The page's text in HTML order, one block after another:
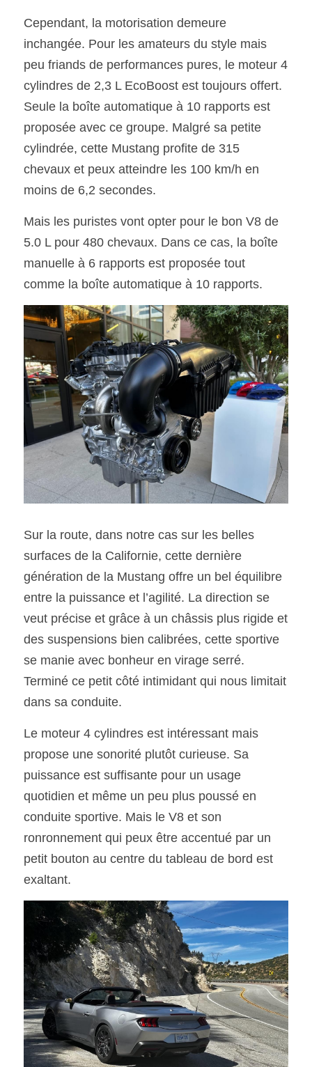
Cependant, la motorisation demeure
inchangée. Pour les amateurs du style mais
peu friands de performances pures, le moteur 4
cylindres de 2,3 L EcoBoost est toujours offert.
Seule la boîte automatique à 10 rapports est
proposée avec ce groupe. Malgré sa petite
cylindrée, cette Mustang profite de 315
chevaux et peux atteindre les 100 km/h en
moins de 6,2 secondes.
Mais les puristes vont opter pour le bon V8 de
5.0 L pour 480 chevaux. Dans ce cas, la boîte
manuelle à 6 rapports est proposée tout
comme la boîte automatique à 10 rapports.
Sur la route, dans notre cas sur les belles
surfaces de la Californie, cette dernière
génération de la Mustang offre un bel équilibre
entre la puissance et l’agilité. La direction se
veut précise et grâce à un châssis plus rigide et
des suspensions bien calibrées, cette sportive
se manie avec bonheur en virage serré.
Terminé ce petit côté intimidant qui nous limitait
dans sa conduite.
Le moteur 4 cylindres est intéressant mais
propose une sonorité plutôt curieuse. Sa
puissance est suffisante pour un usage
quotidien et même un peu plus poussé en
conduite sportive. Mais le V8 et son
ronronnement qui peux être accentué par un
petit bouton au centre du tableau de bord est
exaltant.